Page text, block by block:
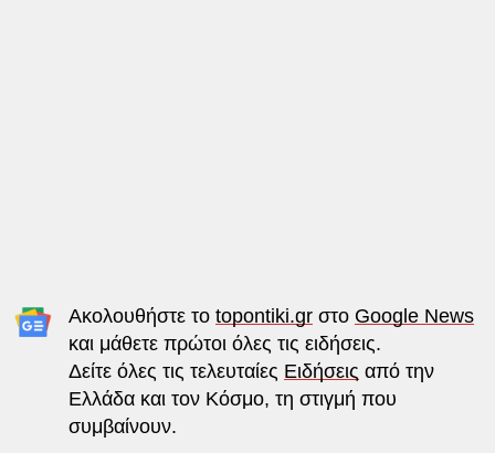
Ακολουθήστε το topontiki.grστο Google News
και μάθετε πρώτοι όλες τις ειδήσεις.
Δείτε όλες τις τελευταίες Ειδήσεις από την
Ελλάδα και τον Κόσμο, τη στιγμή που
συμβαίνουν.